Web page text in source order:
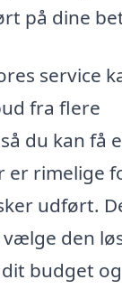
på dine
service
fra flere
du kan få
er rimelige
udført.
den
budget